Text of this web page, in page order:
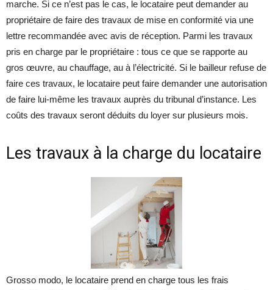
marche. Si ce n’est pas le cas, le locataire peut demander au
propriétaire de faire des travaux de mise en conformité via une
lettre recommandée avec avis de réception. Parmi les travaux
pris en charge par le propriétaire : tous ce que se rapporte au
gros œuvre, au chauffage, au à l’électricité. Si le bailleur refuse de
faire ces travaux, le locataire peut faire demander une autorisation
de faire lui-même les travaux auprès du tribunal d’instance. Les
coûts des travaux seront déduits du loyer sur plusieurs mois.
Les travaux à la charge du locataire
Grosso modo, le locataire prend en charge tous les frais